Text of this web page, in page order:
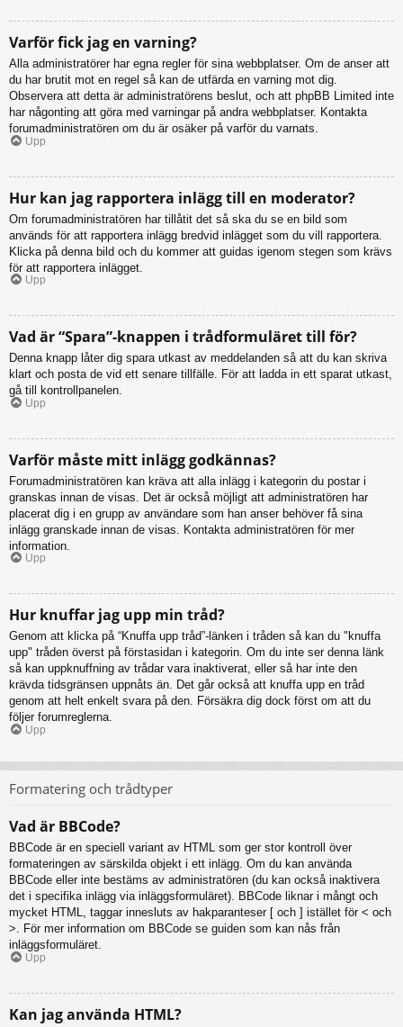
Varför fick jag en varning?
Alla administratörer har egna regler för sina webbplatser. Om de anser att
du har brutit mot en regel så kan de utfärda en varning mot dig.
Observera att detta är administratörens beslut, och att phpBB Limited inte
har någonting att göra med varningar på andra webbplatser. Kontakta
forumadministratören om du är osäker på varför du varnats.
Upp
Hur kan jag rapportera inlägg till en moderator?
Om forumadministratören har tillåtit det så ska du se en bild som
används för att rapportera inlägg bredvid inlägget som du vill rapportera.
Klicka på denna bild och du kommer att guidas igenom stegen som krävs
för att rapportera inlägget.
Upp
Vad är “Spara”-knappen i trådformuläret till för?
Denna knapp låter dig spara utkast av meddelanden så att du kan skriva
klart och posta de vid ett senare tillfälle. För att ladda in ett sparat utkast,
gå till kontrollpanelen.
Upp
Varför måste mitt inlägg godkännas?
Forumadministratören kan kräva att alla inlägg i kategorin du postar i
granskas innan de visas. Det är också möjligt att administratören har
placerat dig i en grupp av användare som han anser behöver få sina
inlägg granskade innan de visas. Kontakta administratören för mer
information.
Upp
Hur knuffar jag upp min tråd?
Genom att klicka på “Knuffa upp tråd”-länken i tråden så kan du "knuffa
upp" tråden överst på förstasidan i kategorin. Om du inte ser denna länk
så kan uppknuffning av trådar vara inaktiverat, eller så har inte den
krävda tidsgränsen uppnåts än. Det går också att knuffa upp en tråd
genom att helt enkelt svara på den. Försäkra dig dock först om att du
följer forumreglerna.
Upp
Formatering och trådtyper
Vad är BBCode?
BBCode är en speciell variant av HTML som ger stor kontroll över
formateringen av särskilda objekt i ett inlägg. Om du kan använda
BBCode eller inte bestäms av administratören (du kan också inaktivera
det i specifika inlägg via inläggsformuläret). BBCode liknar i mångt och
mycket HTML, taggar innesluts av hakparanteser [ och ] istället för < och
>. För mer information om BBCode se guiden som kan nås från
inläggsformuläret.
Upp
Kan jag använda HTML?